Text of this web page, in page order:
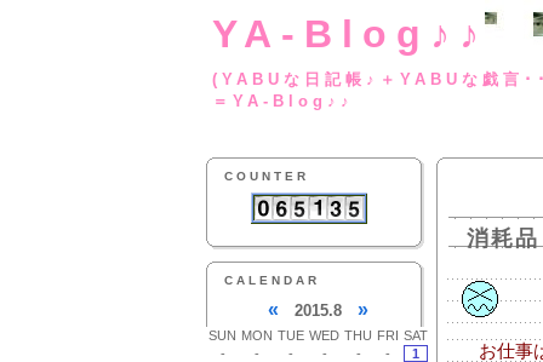
YA-Blog♪♪
(YABUな日記帳♪
＝YA-Blog♪♪
COUNTER
CALENDAR
« 2015.8 »
SUN MON TUE WED THU FRI SAT
-
- - - - -
1
消耗品
お仕事